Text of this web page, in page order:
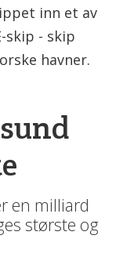
inn et av
skip - skip
havner.
en milliard
største og